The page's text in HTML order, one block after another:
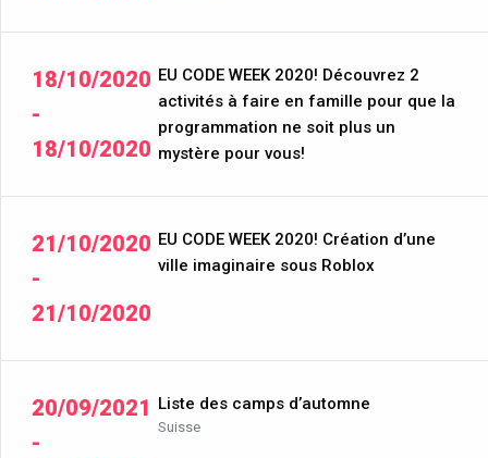
18/10/2020
-
18/10/2020
EU CODE WEEK 2020! Découvrez 2
activités à faire en famille pour que la
programmation ne soit plus un
mystère pour vous!
21/10/2020
-
21/10/2020
EU CODE WEEK 2020! Création d’une
ville imaginaire sous Roblox
20/09/2021
-
Liste des camps d’automne
Suisse